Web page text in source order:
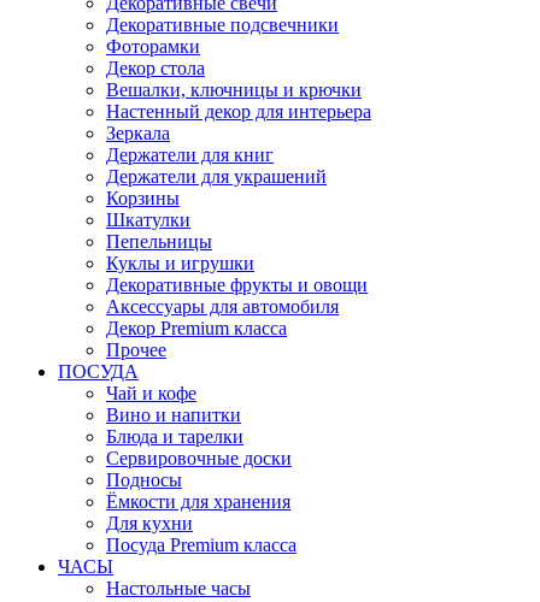
Декоративные подсвечники
Фоторамки
Декор стола
Вешалки, ключницы и крючки
Настенный декор для интерьера
Зеркала
Держатели для книг
Держатели для украшений
Корзины
Шкатулки
Пепельницы
Куклы и игрушки
Декоративные фрукты и овощи
Аксессуары для автомобиля
Декор Premium класса
Прочее
ПОСУДА
Чай и кофе
Вино и напитки
Блюда и тарелки
Сервировочные доски
Подносы
Ёмкости для хранения
Для кухни
Посуда Premium класса
ЧАСЫ
Настольные часы